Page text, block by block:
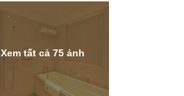
Xem tất cả75 ảnh